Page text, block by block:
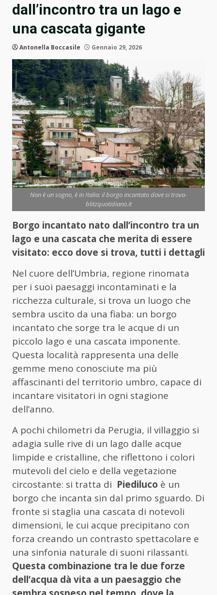
dall’incontro tra un lago e
una cascata gigante
Antonella Boccasile Gennaio 29, 2026
Non è un sogno, è in Italia: il borgo incantato dove si trova-
blitzquotidiano.it
Borgo incantato nato dall’incontro tra un
lago e una cascata che merita di essere
visitato: ecco dove si trova, tutti i dettagli
Nel cuore dell’Umbria, regione rinomata
per i suoi paesaggi incontaminati e la
ricchezza culturale, si trova un luogo che
sembra uscito da una fiaba: un borgo
incantato che sorge tra le acque di un
piccolo lago e una cascata imponente.
Questa località rappresenta una delle
gemme meno conosciute ma più
affascinanti del territorio umbro, capace di
incantare visitatori in ogni stagione
dell’anno.
A pochi chilometri da Perugia, il villaggio si
adagia sulle rive di un lago dalle acque
limpide e cristalline, che riflettono i colori
mutevoli del cielo e della vegetazione
circostante: si tratta di Piediluco è un
borgo che incanta sin dal primo sguardo. Di
fronte si staglia una cascata di notevoli
dimensioni, le cui acque precipitano con
forza creando un contrasto spettacolare e
una sinfonia naturale di suoni rilassanti.
Questa combinazione tra le due forze
dell’acqua dà vita a un paesaggio che